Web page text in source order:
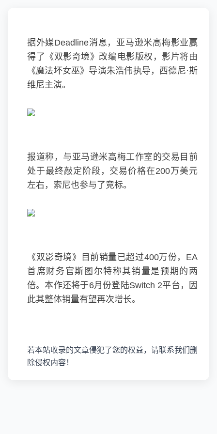
据外媒Deadline消息，亚马逊米高梅影业赢
得了《双影奇境》改编电影版权，影片将由
《魔法坏女巫》导演朱浩伟执导，西德尼·斯
维尼主演。
报道称，与亚马逊米高梅工作室的交易目前
处于最终敲定阶段，交易价格在200万美元
左右，索尼也参与了竞标。
《双影奇境》目前销量已超过400万份，EA
首席财务官斯图尔特称其销量是预期的两
倍。本作还将于6月份登陆Switch 2平台，因
此其整体销量有望再次增长。
若本站收录的文章侵犯了您的权益，请联系我们删
除侵权内容！